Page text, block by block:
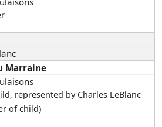
Marraine
represented by Charles LeBlanc
of child)